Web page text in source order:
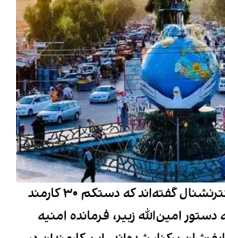
منابع به افغانستان اینترنشنال گفته‌اند که دستکم ۳۰ کارمند
امین‌الله زبیر، فرمانده امنیه